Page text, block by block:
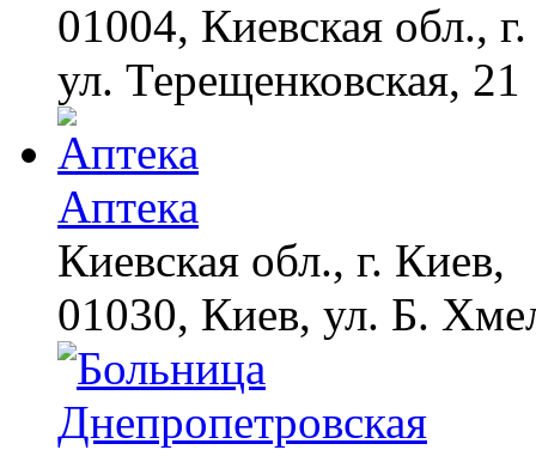
01004, Киевская обл.,
ул. Терещенковская, 21
Аптека
Киевская обл., г. Киев,
01030, Киев, ул. Б.